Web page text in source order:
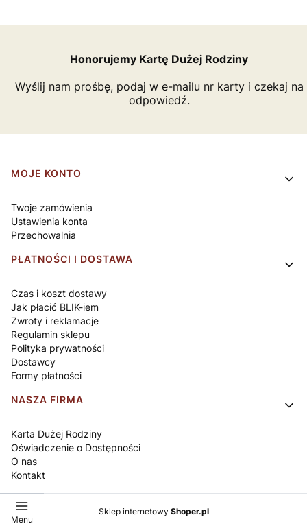
Honorujemy Kartę Dużej Rodziny
Wyślij nam prośbę, podaj w e-mailu nr karty i czekaj na
odpowiedź.
Linki w stopce
MOJE KONTO
Twoje zamówienia
Ustawienia konta
Przechowalnia
PŁATNOŚCI I DOSTAWA
Czas i koszt dostawy
Jak płacić BLIK-iem
Zwroty i reklamacje
Regulamin sklepu
Polityka prywatności
Dostawcy
Formy płatności
NASZA FIRMA
Karta Dużej Rodziny
Oświadczenie o Dostępności
O nas
Kontakt
Sklep internetowy Shoper.pl
Menu